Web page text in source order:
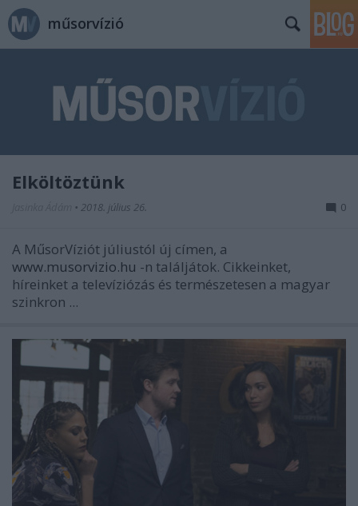
műsorvízió
Elköltöztünk
• 2018. július 26. 0
A MűsorVíziót júliustól új címen, a
www.musorvizio.hu -n találjátok. Cikkeinket,
híreinket a televíziózás és természetesen a magyar
szinkron ...